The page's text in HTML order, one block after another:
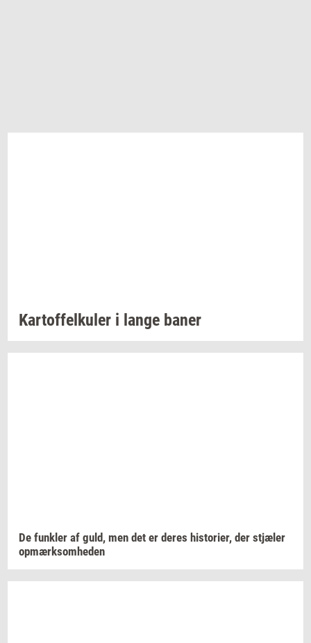
Kar­tof­felku­ler i lange baner
De funk­ler af guld, men det er deres hi­sto­ri­er, der stjæ­ler
op­mærk­som­he­den